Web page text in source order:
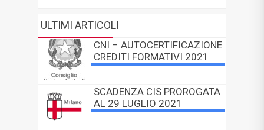
ULTIMI ARTICOLI
CNI – AUTOCERTIFICAZIONE
CREDITI FORMATIVI 2021
SCADENZA CIS PROROGATA
AL 29 LUGLIO 2021